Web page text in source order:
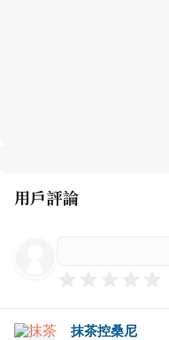
用戶評論
抹茶控桑尼